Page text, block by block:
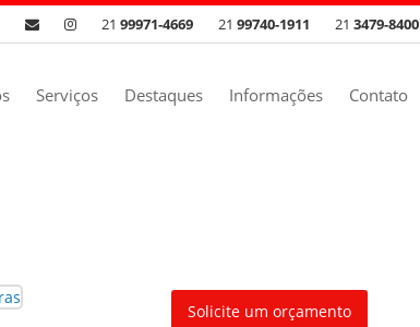
21 3479-8400
21 99740-1911
21 99971-4669
Serviços Destaques Informações Contato
Solicite um orçamento